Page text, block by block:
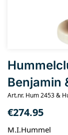
Benjamin
Art.nr. Hum 2453 &
€274.95
M.I.Hummel